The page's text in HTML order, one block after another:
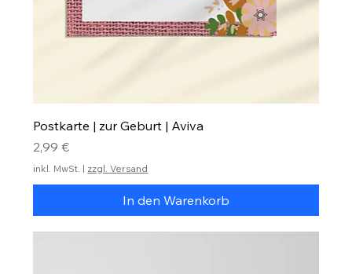
Postkarte | zur Geburt | Aviva
Preis
2,99 €
inkl. MwSt. | zzgl. Versand
In den Warenkorb